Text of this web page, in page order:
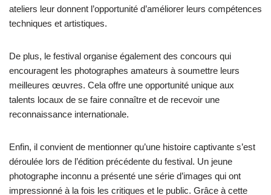
ateliers leur donnent l’opportunité d’améliorer leurs compétences
techniques et artistiques.
De plus, le festival organise également des concours qui
encouragent les photographes amateurs à soumettre leurs
meilleures œuvres. Cela offre une opportunité unique aux
talents locaux de se faire connaître et de recevoir une
reconnaissance internationale.
Enfin, il convient de mentionner qu’une histoire captivante s’est
déroulée lors de l’édition précédente du festival. Un jeune
photographe inconnu a présenté une série d’images qui ont
impressionné à la fois les critiques et le public. Grâce à cette